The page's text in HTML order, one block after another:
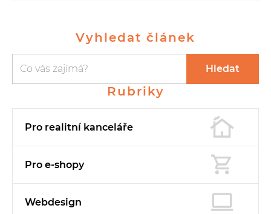
Vyhledat článek
Vyhledávání Hledat
Rubriky
Pro realitní kanceláře
Pro e-shopy
Webdesign